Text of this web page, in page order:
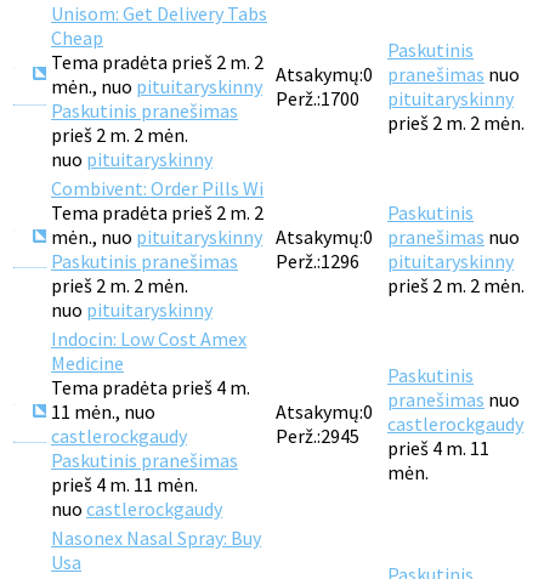
Unisom: Get Delivery Tabs
Cheap
Tema pradėta prieš 2 m. 2
mėn., nuo pituitaryskinny
Paskutinis pranešimas
prieš 2 m. 2 mėn.
nuo pituitaryskinny
Atsakymų:0
Perž.:1700
Paskutinis
pranešimas nuo
pituitaryskinny
prieš 2 m. 2 mėn.
Combivent: Order Pills Wi
Tema pradėta prieš 2 m. 2
mėn., nuo pituitaryskinny
Paskutinis pranešimas
prieš 2 m. 2 mėn.
nuo pituitaryskinny
Atsakymų:0
Perž.:1296
Paskutinis
pranešimas nuo
pituitaryskinny
prieš 2 m. 2 mėn.
Indocin: Low Cost Amex
Medicine
Tema pradėta prieš 4 m.
11 mėn., nuo
castlerockgaudy
Paskutinis pranešimas
prieš 4 m. 11 mėn.
nuo castlerockgaudy
Atsakymų:0
Perž.:2945
Paskutinis
pranešimas nuo
castlerockgaudy
prieš 4 m. 11
mėn.
Nasonex Nasal Spray: Buy
Usa